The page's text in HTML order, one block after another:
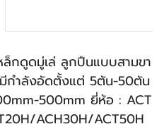
ล็กดูดมู่เล่ ลูกปืนแบบสามขา
กำลังอัดตั้งแต่ 5ตัน-50ตัน
500mm ยี่ห้อ : ACT
ACH30H/ACT50H